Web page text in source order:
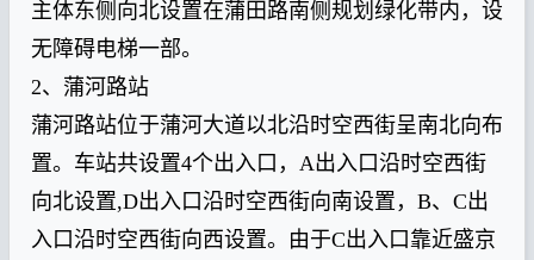
主体东侧向北设置在蒲田路南侧规划绿化带内，设
无障碍电梯一部。
2、蒲河路站
蒲河路站位于蒲河大道以北沿时空西街呈南北向布
置。车站共设置4个出入口，A出入口沿时空西街
向北设置,D出入口沿时空西街向南设置，B、C出
入口沿时空西街向西设置。由于C出入口靠近盛京